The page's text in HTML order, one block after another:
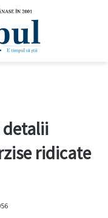
detalii
ridicate